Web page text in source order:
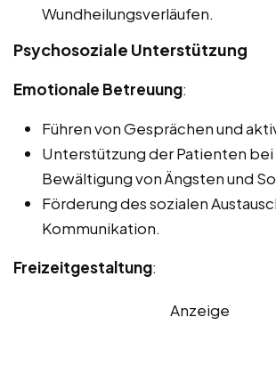
Wundheilungsverläufen.
Psychosoziale Unterstützung
Emotionale Betreuung:
Führen von Gesprächen und
Unterstützung der Patienten
Bewältigung von Ängsten und
Förderung des sozialen
Kommunikation.
Freizeitgestaltung:
Anzeige